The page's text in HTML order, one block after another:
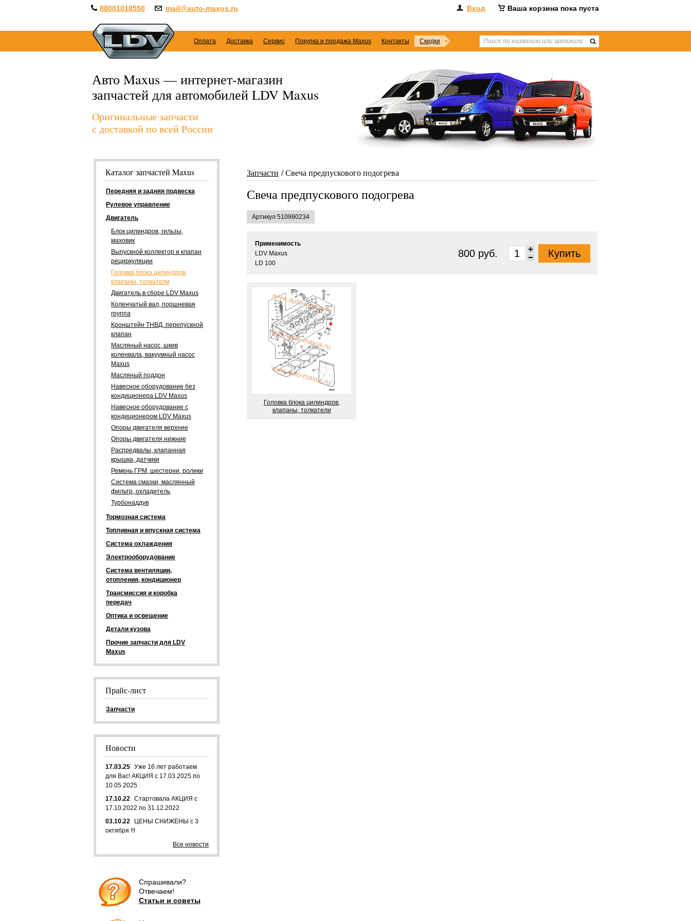
88001018550 mail@auto-maxus.ru Вход Ваша корзина пока пуста
Оплата Доставка Сервис Покупка и продажа Maxus Контакты Скидки
Авто Maxus — интернет-магазин
запчастей для автомобилей LDV Maxus
Оригинальные запчасти
с доставкой по всей России
Запчасти Свеча предпускового подогрева
Свеча предпускового подогрева
Артикул 510990234
Применимость
LDV Maxus
LD 100
800 руб.
Головка блока цилиндров,
клапаны, толкатели
Каталог запчастей Maxus
Передняя и задняя подвеска
Рулевое управление
Двигатель
Блок цилиндров, гильзы,
маховик
Выпускной коллектор и клапан
рециркуляции
Головка блока цилиндров,
клапаны, толкатели
Двигатель в сборе LDV Maxus
Коленчатый вал, поршневая
группа
Кронштейн ТНВД, перепускной
клапан
Масляный насос, шкив
коленвала, вакуумный насос
Maxus
Масляный поддон
Навесное оборудование без
кондиционера LDV Maxus
Навесное оборудование с
кондиционером LDV Maxus
Опоры двигателя верхние
Опоры двигателя нижние
Распредвалы, клапанная
крышка, датчики
Ремень ГРМ, шестерни, ролики
Система смазки, маслянный
фильтр, охладитель
Турбонаддув
Тормозная система
Топливная и впускная система
Система охлаждения
Электрооборудование
Система вентиляции,
отопления, кондиционер
Трансмиссия и коробка
передач
Оптика и освещение
Детали кузова
Прочие запчасти для LDV
Maxus
Прайс-лист
Запчасти
Новости
17.03.25 Уже 16 лет работаем
для Вас! АКЦИЯ с 17.03.2025 по
10.05.2025
17.10.22 Стартовала АКЦИЯ с
17.10.2022 по 31.12.2022
03.10.22
ЦЕНЫ СНИЖЕНЫ с 3
октября !!!
Все новости
Спрашивали?
Отвечаем!
Статьи и советы